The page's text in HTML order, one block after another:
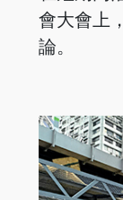
會大會上
論。